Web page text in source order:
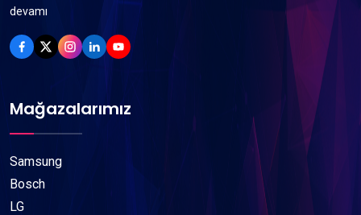
devamı
Mağazalarımız
Samsung
Bosch
LG